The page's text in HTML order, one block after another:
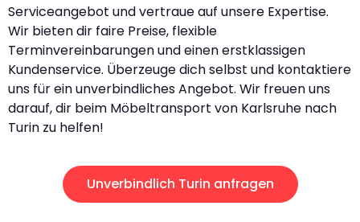
Serviceangebot und vertraue auf unsere Expertise.
Wir bieten dir faire Preise, flexible
Terminvereinbarungen und einen erstklassigen
Kundenservice. Überzeuge dich selbst und kontaktiere
uns für ein unverbindliches Angebot. Wir freuen uns
darauf, dir beim Möbeltransport von Karlsruhe nach
Turin zu helfen!
Unverbindlich Turin anfragen